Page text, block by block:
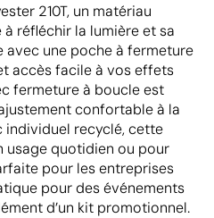
210T, un matériau
réfléchir la lumière et sa
avec une poche à fermeture
accès facile à vos effets
fermeture à boucle est
confortable à la
individuel recyclé, cette
usage quotidien ou pour
pour les entreprises
pour des événements
d’un kit promotionnel.